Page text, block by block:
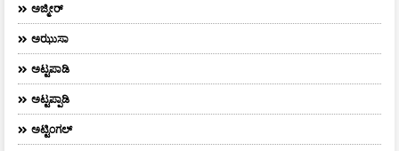
ಅಜ್ಮೀರ್
ಅಝುಸಾ
ಅಟ್ಟಪಾಡಿ
ಅಟ್ಟಪ್ಪಾಡಿ
ಅಟ್ಟಿಂಗಲ್